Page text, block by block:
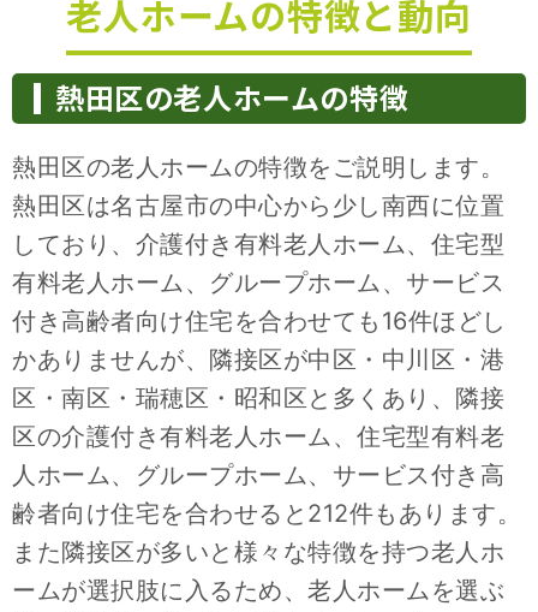
老人ホームの特徴と動向
熱田区の老人ホームの特徴
熱田区の老人ホームの特徴をご説明します。
熱田区は名古屋市の中心から少し南西に位置
しており、介護付き有料老人ホーム、住宅型
有料老人ホーム、グループホーム、サービス
付き高齢者向け住宅を合わせても16件ほどし
かありませんが、隣接区が中区・中川区・港
区・南区・瑞穂区・昭和区と多くあり、隣接
区の介護付き有料老人ホーム、住宅型有料老
人ホーム、グループホーム、サービス付き高
齢者向け住宅を合わせると212件もあります。
また隣接区が多いと様々な特徴を持つ老人ホ
ームが選択肢に入るため、老人ホームを選ぶ